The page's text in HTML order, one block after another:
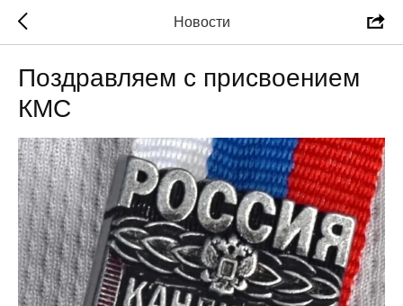
Новости
Поздравляем с присвоением
КМС